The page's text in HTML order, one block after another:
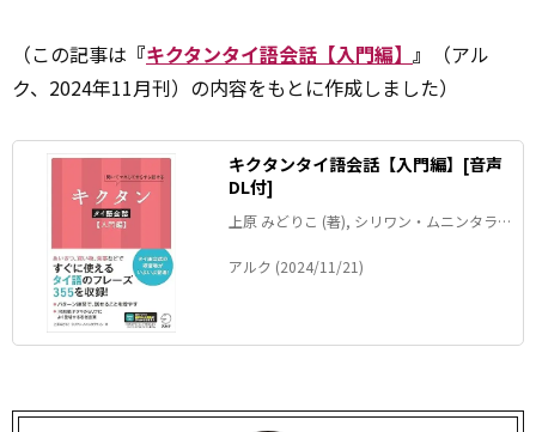
（この記事は 『キクタンタイ語会話【入門編】 』
（アル
ク、2024年11月刊）の内容をもとに作成しました）
キクタンタイ語会話【入門編】[音声
DL付]
上原 みどりこ (著), シリワン・ムニンタラ
アルク (2024/11/21)